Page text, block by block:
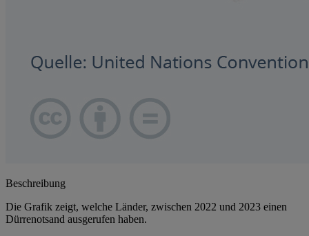
Beschreibung
Die Grafik zeigt, welche Länder, zwischen 2022 und 2023 einen
Dürrenotsand ausgerufen haben.